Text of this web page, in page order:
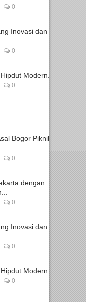
0
Inovasi dan
0
Modern...
0
Bogor Piknik
0
dengan
0
Inovasi dan
0
Modern...
0